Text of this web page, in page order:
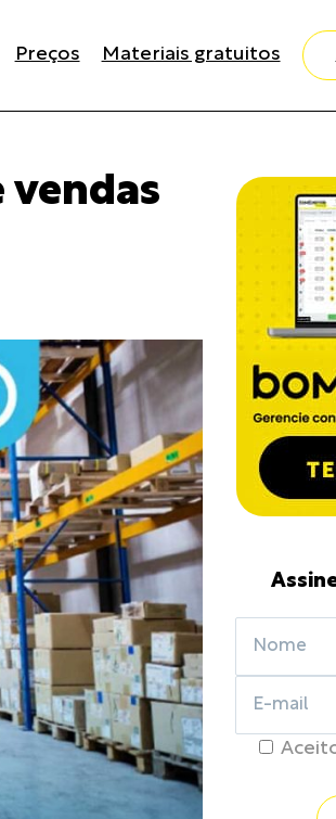
Preços Materiais gratuitos
vendas